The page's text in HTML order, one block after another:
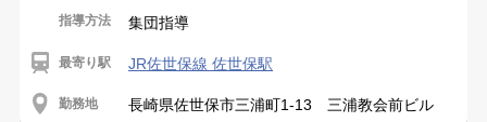
指導方法 集団指導
最寄り駅 JR佐世保線 佐世保駅
勤務地 長崎県佐世保市三浦町1-13 三浦教会前ビル